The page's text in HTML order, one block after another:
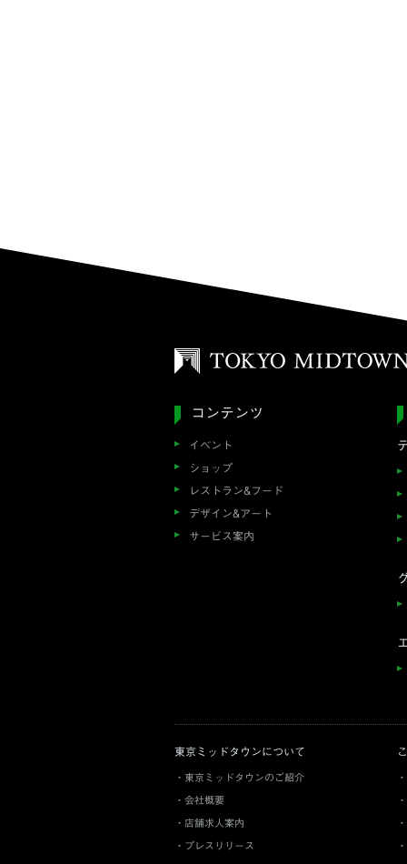
コンテンツ
イベント
ショップ
レストラン&フード
デザイン&アート
サービス案内
東京ミッドタウンについて
東京ミッドタウンのご紹介
会社概要
店舗求人案内
プレスリリース